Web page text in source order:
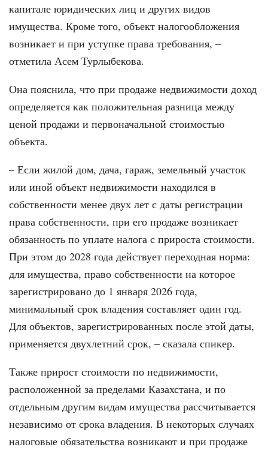
капитале юридических лиц и других видов
имущества. Кроме того, объект налогообложения
возникает и при уступке права требования, –
отметила Асем Турлыбекова.
Она пояснила, что при продаже недвижимости доход
определяется как положительная разница между
ценой продажи и первоначальной стоимостью
объекта.
– Если жилой дом, дача, гараж, земельный участок
или иной объект недвижимости находился в
собственности менее двух лет с даты регистрации
права собственности, при его продаже возникает
обязанность по уплате налога с прироста стоимости.
При этом до 2028 года действует переходная норма:
для имущества, право собственности на которое
зарегистрировано до 1 января 2026 года,
минимальный срок владения составляет один год.
Для объектов, зарегистрированных после этой даты,
применяется двухлетний срок, – сказала спикер.
Также прирост стоимости по недвижимости,
расположенной за пределами Казахстана, и по
отдельным другим видам имущества рассчитывается
независимо от срока владения. В некоторых случаях
налоговые обязательства возникают и при продаже